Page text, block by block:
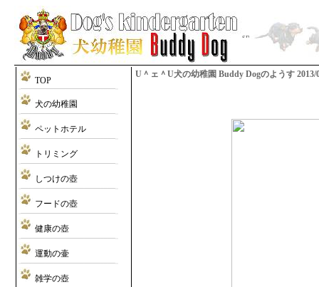
TOP
犬の幼稚園
ペットホテル
トリミング
しつけの壺
フードの壺
健康の壺
運動の壷
雑学の壺
U＾ェ＾U犬の幼稚園 Buddy Dogのようす 2013/